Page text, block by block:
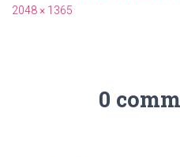
2048 × 1365
0